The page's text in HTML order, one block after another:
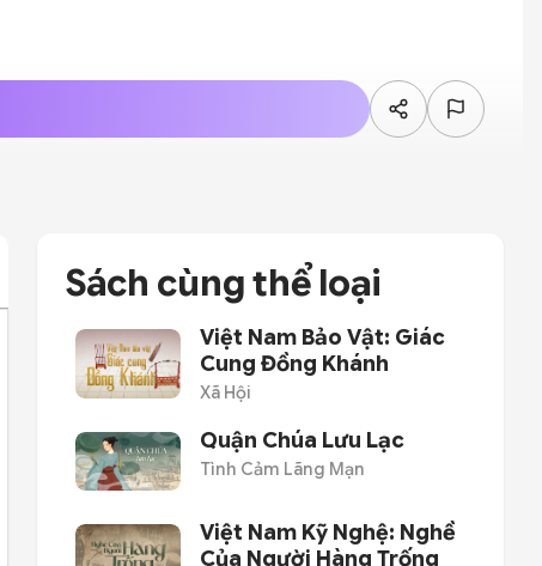
Sách cùng thể loại
Việt Nam Bảo Vật: Giác
Cung Đồng Khánh
Xã Hội
Quận Chúa Lưu Lạc
Tình Cảm Lãng Mạn
Việt Nam Kỹ Nghệ: Nghề
Của Người Hàng Trống